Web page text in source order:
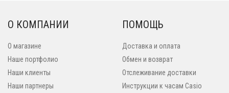
О КОМПАНИИ
О магазине
Наше портфолио
Наши клиенты
Наши партнеры
ПОМОЩЬ
Доставка и оплата
Обмен и возврат
Отслеживание доставки
Инструкции к часам Casio